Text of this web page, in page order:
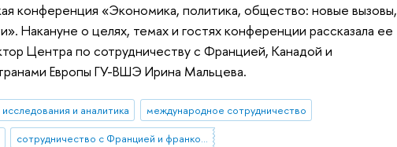
конференция «Экономика, политика, общество: новые вызовы,
Накануне о целях, темах и гостях конференции рассказала ее
Центра по сотрудничеству с Францией, Канадой и
Европы ГУ-ВШЭ Ирина Мальцева.
исследования и аналитика
международное сотрудничество